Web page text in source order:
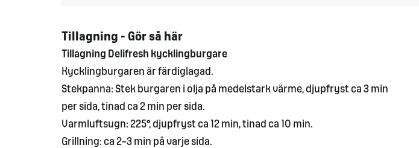
Tillagning - Gör så här
Tillagning Delifresh kycklingburgare
Kycklingburgaren är färdiglagad.
Stekpanna: Stek burgaren i olja på medelstark värme, djupfryst ca 3 min
per sida, tinad ca 2 min per sida.
Varmluftsugn: 225°, djupfryst ca 12 min, tinad ca 10 min.
Grillning: ca 2–3 min på varje sida.